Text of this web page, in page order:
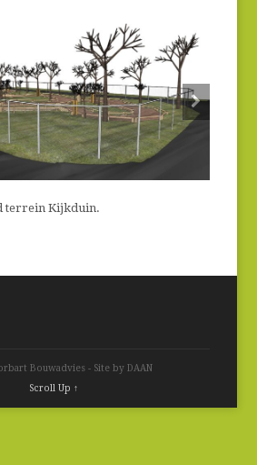
terrein Kijkduin.
Bouwadvies - Site by DAAN
Scroll Up ↑